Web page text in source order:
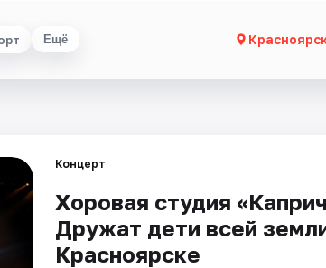
Ещё
Концерт
Хоровая студия
Дружат дети всей
Красноярске